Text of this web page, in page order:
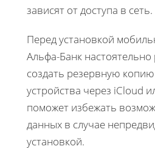
зависят от доступа в сеть.
Перед установкой
Альфа-Банк настоятельно
создать резервную
устройства через iCloud
поможет избежать
данных в случае
установкой.